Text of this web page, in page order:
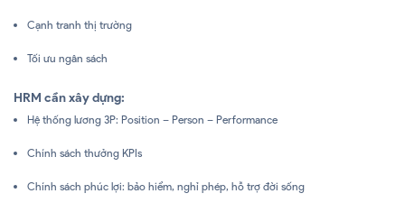
Cạnh tranh thị trường
Tối ưu ngân sách
HRM cần xây dựng:
Hệ thống lương 3P: Position – Person – Performance
Chính sách thưởng KPIs
Chính sách phúc lợi: bảo hiểm, nghỉ phép, hỗ trợ đời sống